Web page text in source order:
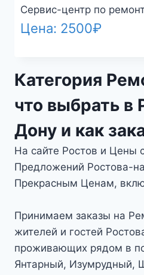
Сервис-центр по
Цена: 2500₽
Категория
что выбрать в
Дону и как
На сайте Ростов и Цены
Предложений Ростова-
Прекрасным Ценам,
Принимаем заказы на
жителей и гостей
проживающих рядом в
Янтарный, Изумрудный,